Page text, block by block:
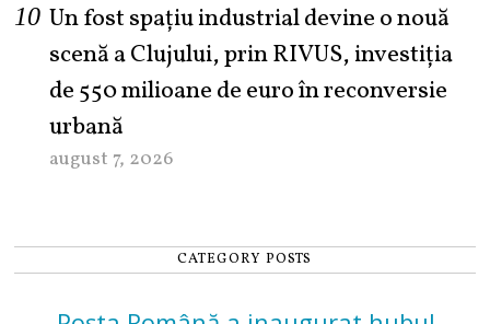
Un fost spațiu industrial devine o nouă
scenă a Clujului, prin RIVUS, investiția
de 550 milioane de euro în reconversie
urbană
august 7, 2026
CATEGORY POSTS